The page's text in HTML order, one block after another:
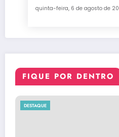
quinta-feira, 6 de agosto de
FIQUE POR DENTRO